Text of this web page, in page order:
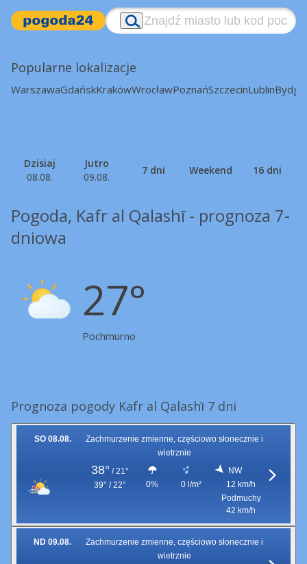
Popularne lokalizacje
WarszawaGdańskKrakówWrocławPoznańSzczecinLublin
Dzisiaj
08.08.
Jutro
09.08.
7 dni Weekend 16 dni
Pogoda, Kafr al Qalashī - prognoza 7-
dniowa
27°
Pochmurno
Prognoza pogody Kafr al Qalashī 7 dni
SO 08.08.
Zachmurzenie zmienne, częściowo słonecznie i
wietrznie
38° / 21°
39° / 22°
0% 0 l/m²
NW
12 km/h
Podmuchy
42 km/h
ND 09.08.
Zachmurzenie zmienne, częściowo słonecznie i
wietrznie